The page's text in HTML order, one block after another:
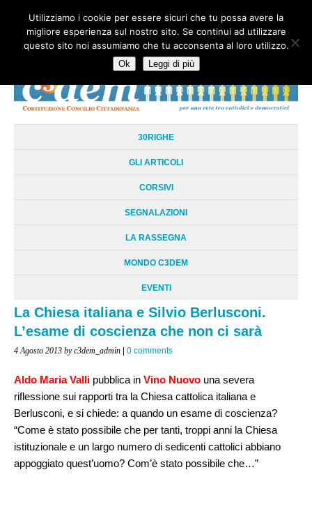
HOME CHI SIAMO LA RETE LE RADICI DOCUMENTAZIONE
AREE TEMATICHE
30RIGHE
GLI ARTICOLI
CORSIVI
SEGNALAZIONI
LA RASSEGNA
MONDO C3DEM
EVENTI
La Chiesa italiana e Silvio Berlusconi.
L’esame di coscienza che non ci sarà
4 Agosto 2013 by c3dem_admin | 0 comments
Aldo Maria Valli pubblica in Vino Nuovo una severa
riflessione sui rapporti tra la Chiesa cattolica italiana e
Berlusconi, e si chiede: a quando un esame di coscienza?
“Come è stato possibile che per tanti, troppi anni la Chiesa
istituzionale e un largo numero di sedicenti cattolici abbiano
appoggiato quest’uomo? Com’è stato possibile che…”
Utilizziamo i cookie per essere sicuri che tu possa avere la
migliore esperienza sul nostro sito. Se continui ad utilizzare
questo sito noi assumiamo che tu acconsenta al loro utilizzo.
Ok Leggi di più